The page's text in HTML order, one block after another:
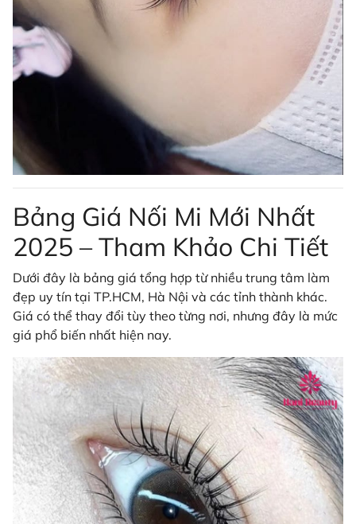
Bảng Giá Nối Mi Mới Nhất
2025 – Tham Khảo Chi Tiết
Dưới đây là bảng giá tổng hợp từ nhiều trung tâm làm
đẹp uy tín tại TP.HCM, Hà Nội và các tỉnh thành khác.
Giá có thể thay đổi tùy theo từng nơi, nhưng đây là mức
giá phổ biến nhất hiện nay.